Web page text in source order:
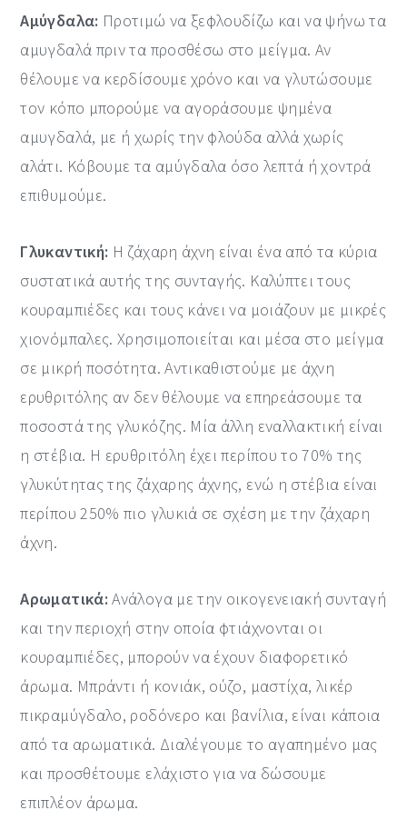
Αμύγδαλα: Προτιμώ να ξεφλουδίζω και να ψήνω τα
αμυγδαλά πριν τα προσθέσω στο μείγμα. Αν
θέλουμε να κερδίσουμε χρόνο και να γλυτώσουμε
τον κόπο μπορούμε να αγοράσουμε ψημένα
αμυγδαλά, με ή χωρίς την φλούδα αλλά χωρίς
αλάτι. Κόβουμε τα αμύγδαλα όσο λεπτά ή χοντρά
επιθυμούμε.
Γλυκαντική: Η ζάχαρη άχνη είναι ένα από τα κύρια
συστατικά αυτής της συνταγής. Καλύπτει τους
κουραμπιέδες και τους κάνει να μοιάζουν με μικρές
χιονόμπαλες. Χρησιμοποιείται και μέσα στο μείγμα
σε μικρή ποσότητα. Αντικαθιστούμε με άχνη
ερυθριτόλης αν δεν θέλουμε να επηρεάσουμε τα
ποσοστά της γλυκόζης. Μία άλλη εναλλακτική είναι
η στέβια. Η ερυθριτόλη έχει περίπου το 70% της
γλυκύτητας της ζάχαρης άχνης, ενώ η στέβια είναι
περίπου 250% πιο γλυκιά σε σχέση με την ζάχαρη
άχνη.
Αρωματικά: Ανάλογα με την οικογενειακή συνταγή
και την περιοχή στην οποία φτιάχνονται οι
κουραμπιέδες, μπορούν να έχουν διαφορετικό
άρωμα. Μπράντι ή κονιάκ, ούζο, μαστίχα, λικέρ
πικραμύγδαλο, ροδόνερο και βανίλια, είναι κάποια
από τα αρωματικά. Διαλέγουμε το αγαπημένο μας
και προσθέτουμε ελάχιστο για να δώσουμε
επιπλέον άρωμα.